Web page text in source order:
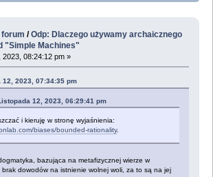
/Odp: Dlaczego używamy archaicznego
"Simple Machines"
2023, 08:24:12 pm »
2023, 07:34:35 pm
12, 2023, 06:29:41 pm
i kieruję w stronę wyjaśnienia:
biases/bounded-rationality.
bazująca na metafizycznej wierze w
dowodów na istnienie wolnej woli, za to są na jej